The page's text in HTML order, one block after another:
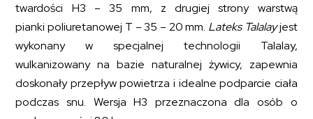
twardości H3 – 35 mm, z drugiej strony warstwą
pianki poliuretanowej T – 35 – 20 mm. Lateks Talalayjest
wykonany w specjalnej technologii Talalay,
wulkanizowany na bazie naturalnej żywicy, zapewnia
doskonały przepływ powietrza i idealne podparcie ciała
podczas snu. Wersja H3 przeznaczona dla osób o